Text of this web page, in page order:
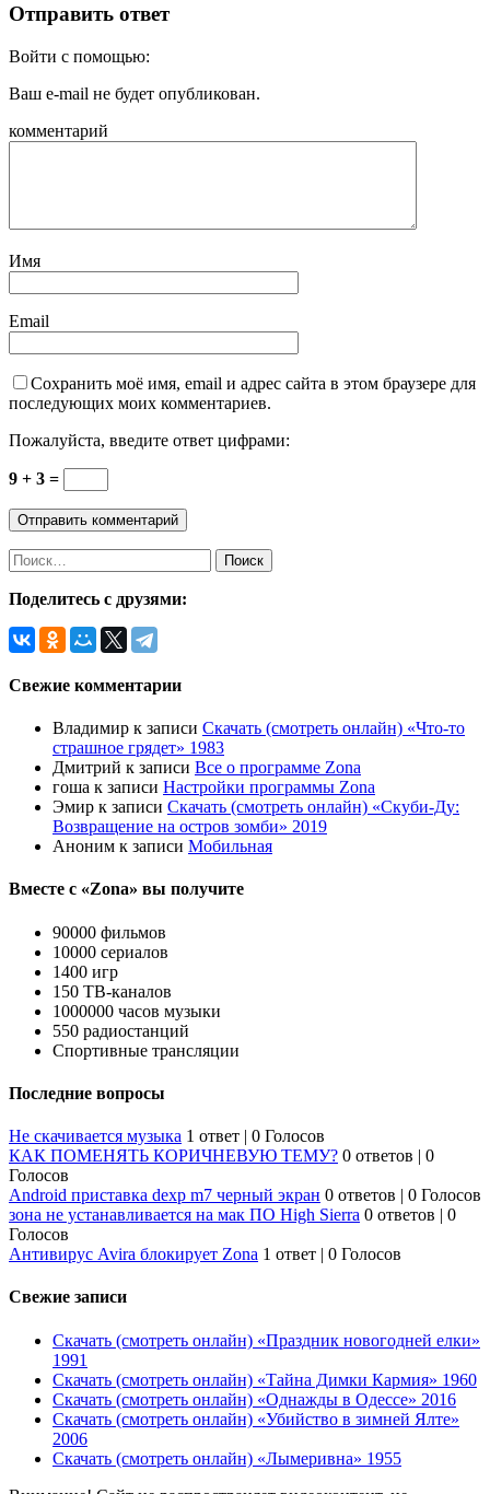
Отправить ответ
Войти с помощью:
Ваш e-mail не будет опубликован.
комментарий
Имя
Email
Сохранить моё имя, email и адрес сайта в этом браузере для
последующих моих комментариев.
Пожалуйста, введите ответ цифрами:
9 + 3 =
Найти:
Поделитесь с друзями:
Свежие комментарии
Владимир к записи Скачать (смотреть онлайн) «Что-то
страшное грядет» 1983
Дмитрий к записи Все о программе Zona
гоша к записи Настройки программы Zona
Эмир к записи Скачать (смотреть онлайн) «Скуби-Ду:
Возвращение на остров зомби» 2019
Аноним к записи Мобильная
Вместе с «Zona» вы получите
90000 фильмов
10000 сериалов
1400 игр
150 ТВ-каналов
1000000 часов музыки
550 радиостанций
Спортивные трансляции
Последние вопросы
Не скачивается музыка 1 ответ | 0 Голосов
КАК ПОМЕНЯТЬ КОРИЧНЕВУЮ ТЕМУ? 0 ответов | 0
Голосов
Android приставка dexp m7 черный экран 0 ответов | 0 Голосов
зона не устанавливается на мак ПО High Sierra 0 ответов | 0
Голосов
Антивирус Avira блокирует Zona 1 ответ | 0 Голосов
Свежие записи
Скачать (смотреть онлайн) «Праздник новогодней елки»
1991
Скачать (смотреть онлайн) «Тайна Димки Кармия» 1960
Скачать (смотреть онлайн) «Однажды в Одессе» 2016
Скачать (смотреть онлайн) «Убийство в зимней Ялте»
2006
Скачать (смотреть онлайн) «Лымеривна» 1955